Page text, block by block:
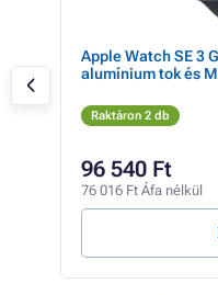
Apple Watch SE 3
alumínium tok és
Raktáron 2 db
96 540 Ft
76 016 Ft Áfa nélkül